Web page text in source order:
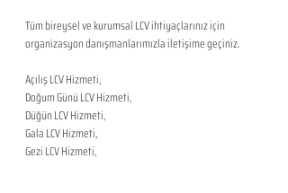
Tüm bireysel ve kurumsal LCV ihtiyaçlarınız için
organizasyon danışmanlarımızla iletişime geçiniz.
Açılış LCV Hizmeti,
Doğum Günü LCV Hizmeti,
Düğün LCV Hizmeti,
Gala LCV Hizmeti,
Gezi LCV Hizmeti,